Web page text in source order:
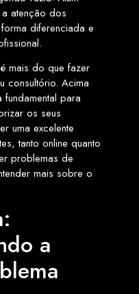
atenção dos
diferenciada e
mais do que fazer
consultório. Acima
para
os seus
uma excelente
tanto online quanto
problemas de
mais sobre o
a